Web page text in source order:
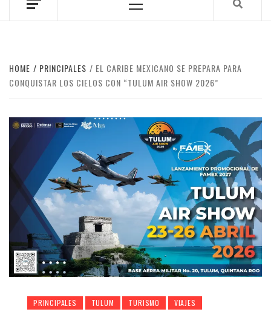
Menu
HOME PRINCIPALES
EL CARIBE MEXICANO SE PREPARA PARA
CONQUISTAR LOS CIELOS CON “TULUM AIR SHOW 2026”
PRINCIPALES TULUM TURISMO VIAJES